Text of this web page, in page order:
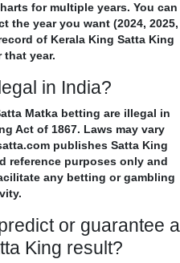
for multiple years. You can
the year you want (2024, 2025,
of Kerala King Satta King
that year.
in India?
Matka betting are illegal in
Act of 1867. Laws may vary
publishes Satta King
reference purposes only and
any betting or gambling
or guarantee a
King result?